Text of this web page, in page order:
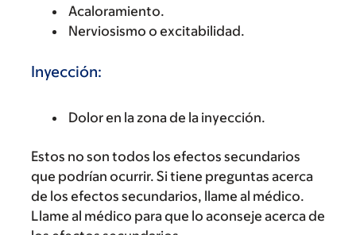
Acaloramiento.
Nerviosismo o excitabilidad.
Inyección:
Dolor en la zona de la inyección.
Estos no son todos los efectos secundarios
que podrían ocurrir. Si tiene preguntas acerca
de los efectos secundarios, llame al médico.
Llame al médico para que lo aconseje acerca de